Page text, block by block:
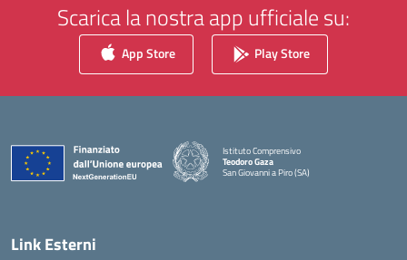
Scarica la nostra app ufficiale su:
App Store Play Store
Istituto Comprensivo
Teodoro Gaza
San Giovanni a Piro (SA)
Link Esterni